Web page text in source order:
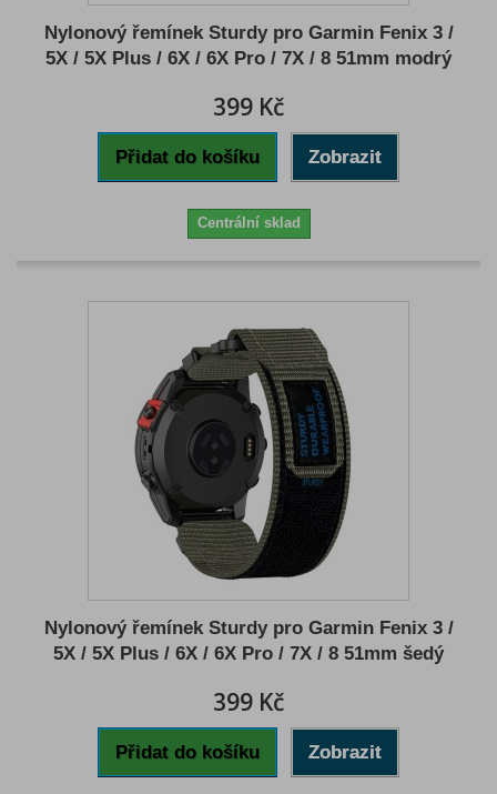
Nylonový řemínek Sturdy pro Garmin Fenix 3 /
5X / 5X Plus / 6X / 6X Pro / 7X / 8 51mm modrý
399 Kč
Přidat do košíku Zobrazit
Centrální sklad
Nylonový řemínek Sturdy pro Garmin Fenix 3 /
5X / 5X Plus / 6X / 6X Pro / 7X / 8 51mm šedý
399 Kč
Přidat do košíku Zobrazit